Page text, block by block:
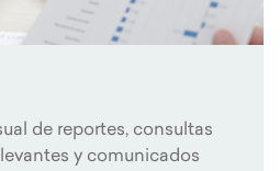
de reportes, consultas
y comunicados